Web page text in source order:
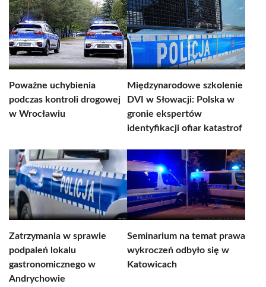
Poważne uchybienia
podczas kontroli drogowej
w Wrocławiu
Międzynarodowe szkolenie
DVI w Słowacji: Polska w
gronie ekspertów
identyfikacji ofiar katastrof
Zatrzymania w sprawie
podpaleń lokalu
gastronomicznego w
Andrychowie
Seminarium na temat prawa
wykroczeń odbyło się w
Katowicach